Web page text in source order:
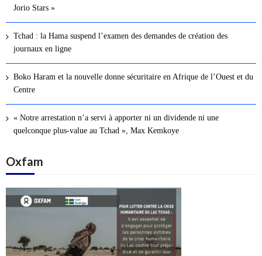
Jorio Stars »
Tchad : la Hama suspend l’examen des demandes de création des
journaux en ligne
Boko Haram et la nouvelle donne sécuritaire en Afrique de l’Ouest et du
Centre
« Notre arrestation n’a servi à apporter ni un dividende ni une
quelconque plus-value au Tchad », Max Kemkoye
Oxfam